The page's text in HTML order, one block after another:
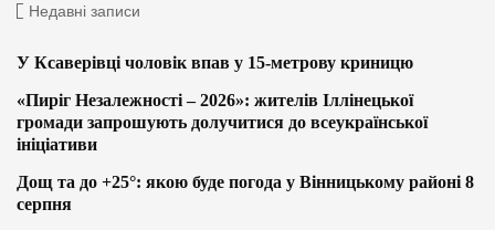
Недавні записи
У Ксаверівці чоловік впав у 15-метрову криницю
«Пиріг Незалежності – 2026»: жителів Іллінецької
громади запрошують долучитися до всеукраїнської
ініціативи
Дощ та до +25°: якою буде погода у Вінницькому районі 8
серпня